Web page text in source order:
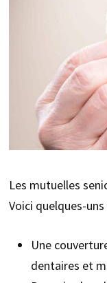
Les mutuelles
Voici quelques-
Une
dentaires et